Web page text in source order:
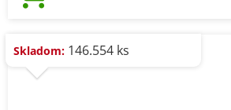
Skladom: 146.554 ks